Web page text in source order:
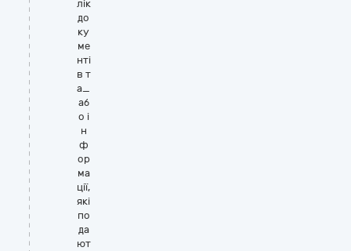
лік
до
ку
ме
нті
в т
а_
аб
о і
н
ф
ор
ма
ції,
які
по
да
ют